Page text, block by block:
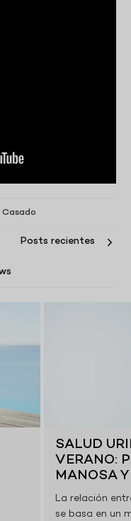
Posts recientes
SALUD
VERANO:
MANOSA
La relación
se basa en un